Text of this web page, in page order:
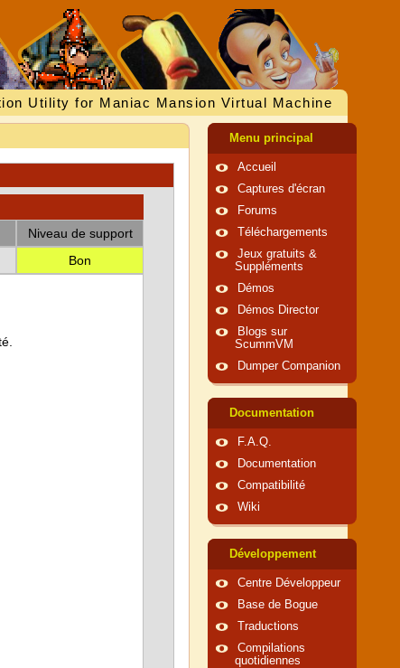
Utility for Maniac Mansion Virtual Machine
Niveau de support
Bon
Menu principal
Accueil
Captures d'écran
Forums
Téléchargements
Jeux gratuits &
Suppléments
Démos
Démos Director
Blogs sur
ScummVM
Dumper Companion
Documentation
F.A.Q.
Documentation
Compatibilité
Wiki
Développement
Centre Développeur
Base de Bogue
Traductions
Compilations
quotidiennes